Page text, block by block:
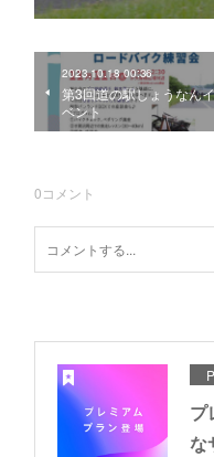
2023.10.18 00:36
第3回道の駅しょうなんイ
ベント
0コメント
プ
な